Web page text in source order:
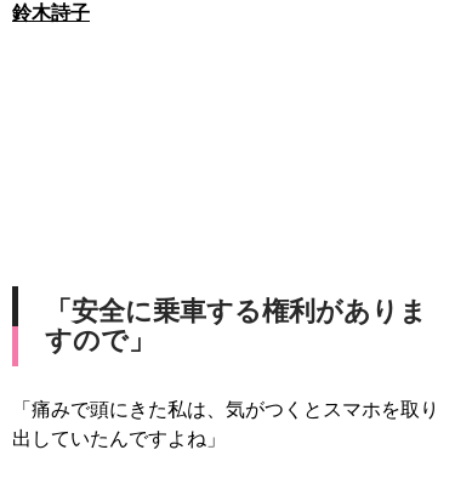
鈴木詩子
「安全に乗車する権利がありま
すので」
「痛みで頭にきた私は、気がつくとスマホを取り
出していたんですよね」